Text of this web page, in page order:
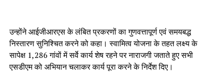
उन्होंने आईजीआरएस के लंबित प्रकरणों का गुणवत्तापूर्ण एवं समयबद्ध
निस्तारण सुनिश्चित करने को कहा। स्वामित्व योजना के तहत लक्ष्य के
सापेक्ष 1,286 गांवों में सर्वे कार्य शेष रहने पर नाराजगी जताते हुए सभी
एसडीएम को अभियान चलाकर कार्य पूरा करने के निर्देश दिए।